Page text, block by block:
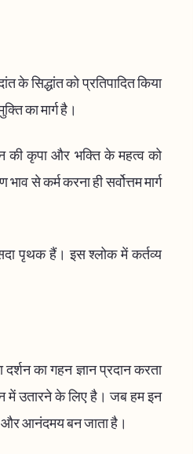
के सिद्धांत को प्रतिपादित किया
का मार्ग है।
की कृपा और भक्ति के महत्व को
से कर्म करना ही सर्वोत्तम मार्ग
सदा पृथक हैं। इस श्लोक में कर्तव्य
का गहन ज्ञान प्रदान करता
में उतारने के लिए है। जब हम इन
और आनंदमय बन जाता है।